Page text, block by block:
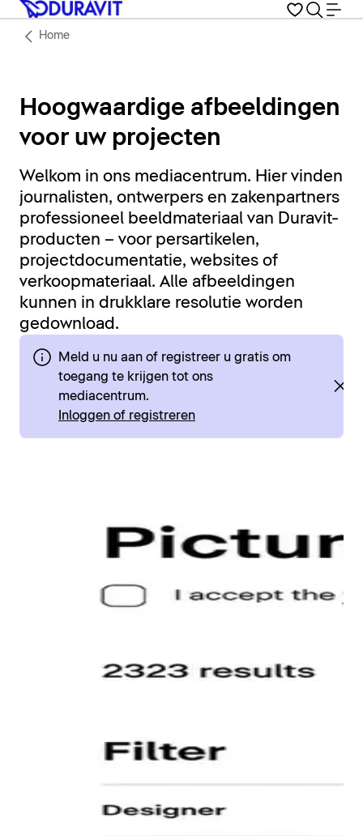
Home
Hoogwaardige afbeeldingen
voor uw projecten
Welkom in ons mediacentrum. Hier vinden
journalisten, ontwerpers en zakenpartners
professioneel beeldmateriaal van Duravit-
producten – voor persartikelen,
projectdocumentatie, websites of
verkoopmateriaal. Alle afbeeldingen
kunnen in drukklare resolutie worden
gedownload.
Meld u nu aan of registreer u gratis om
toegang te krijgen tot ons
mediacentrum.
Inloggen of registreren